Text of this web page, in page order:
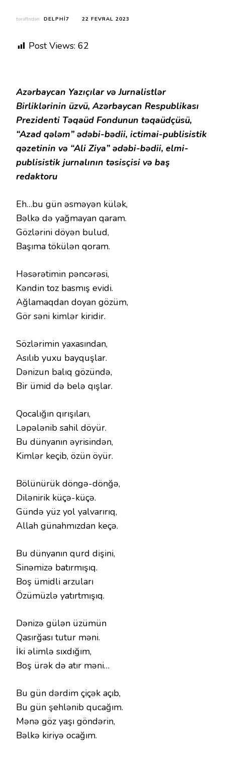
tərəfindən DELPHI7 22 FEVRAL 2023
Post Views: 62
Azərbaycan Yazıçılar və Jurnalistlər
Birliklərinin üzvü, Azərbaycan Respublikası
Prezidenti Təqaüd Fondunun təqaüdçüsü,
“Azad qələm” ədəbi-bədii, ictimai-publisistik
qəzetinin və “Ali Ziya” ədəbi-bədii, elmi-
publisistik jurnalının təsisçisi və baş
redaktoru
Eh…bu gün əsməyən külək,
Bəlkə də yağmayan qaram.
Gözlərini döyən bulud,
Başıma tökülən qoram.
Həsərətimin pəncərəsi,
Kəndin toz basmış evidi.
Ağlamaqdan doyan gözüm,
Gör səni kimlər kiridir.
Sözlərimin yaxasından,
Asılıb yuxu bayquşlar.
Dənizun balıq gözündə,
Bir ümid də belə qışlar.
Qocalığın qırışıları,
Ləpələnib sahil döyür.
Bu dünyanın əyrisindən,
Kimlər keçib, özün öyür.
Bölünürük döngə-dönğə,
Dilənirik küçə-küçə.
Gündə yüz yol yalvarırıq,
Allah günahmızdan keçə.
Bu dünyanın qurd dişini,
Sinəmizə batırmışıq.
Boş ümidli arzuları
Özümüzlə yatırtmışıq.
Dənizə gülən üzümün
Qasırğası tutur məni.
İki əlimlə sıxdığım,
Boş ürək də atır məni…
Bu gün dərdim çiçək açıb,
Bu gün şehlənib qucağım.
Mənə göz yaşı göndərin,
Bəlkə kiriyə ocağım.